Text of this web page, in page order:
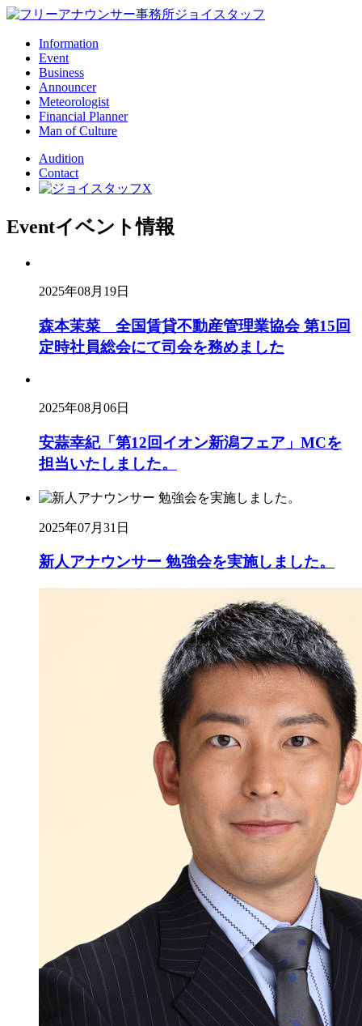
Information
Event
Business
Announcer
Meteorologist
Financial Planner
Man of Culture
Audition
Contact
Eventイベント情報
2025年08月19日
森本茉菜 全国賃貸不動産管理業協会 第15回
定時社員総会にて司会を務めました
2025年08月06日
安蒜幸紀「第12回イオン新潟フェア」MCを
担当いたしました。
2025年07月31日
新人アナウンサー 勉強会を実施しました。